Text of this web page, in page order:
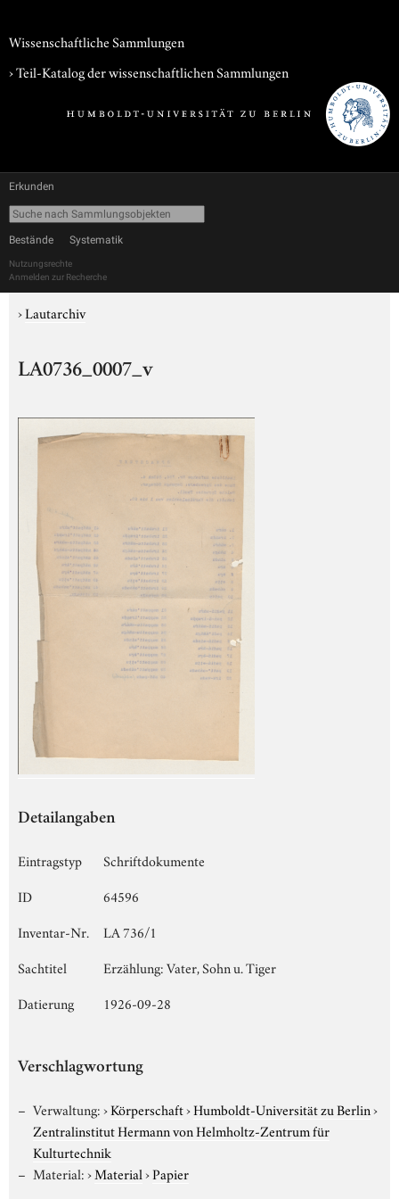
Wissenschaftliche Sammlungen
› Teil-Katalog der wissenschaftlichen Sammlungen
Erkunden
Bestände Systematik
Nutzungsrechte
Anmelden zur Recherche
›Lautarchiv
LA0736_0007_v
Detailangaben
Eintragstyp
Schriftdokumente
ID
64596
Inventar-Nr.
LA 736/1
Sachtitel
Erzählung: Vater, Sohn u. Tiger
Datierung
1926-09-28
Verschlagwortung
Verwaltung:›Körperschaft›Humboldt-Universität zu Berlin›
Zentralinstitut Hermann von Helmholtz-Zentrum für
Kulturtechnik
Material:›Material›Papier